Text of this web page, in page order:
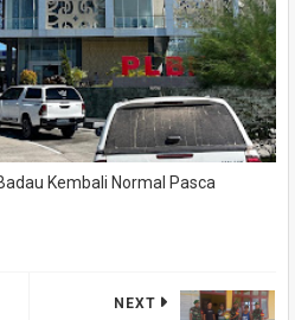
Kembali Normal Pasca
NEXT